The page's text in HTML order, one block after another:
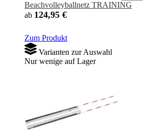
Beachvolleyballnetz TRAINING
ab 124,95 €
Zum Produkt
Varianten zur Auswahl
Nur wenige auf Lager